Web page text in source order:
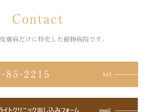
Contact
膚病だけに特化した 動物病院です。